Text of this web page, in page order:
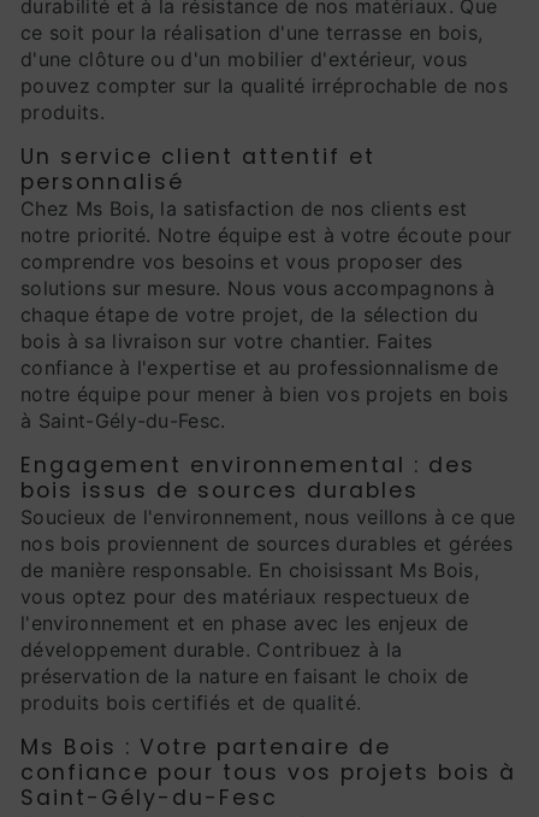
durabilité et à la résistance de nos matériaux. Que
ce soit pour la réalisation d'une terrasse en bois,
d'une clôture ou d'un mobilier d'extérieur, vous
pouvez compter sur la qualité irréprochable de nos
produits.
Un service client attentif et
personnalisé
Chez Ms Bois, la satisfaction de nos clients est
notre priorité. Notre équipe est à votre écoute pour
comprendre vos besoins et vous proposer des
solutions sur mesure. Nous vous accompagnons à
chaque étape de votre projet, de la sélection du
bois à sa livraison sur votre chantier. Faites
confiance à l'expertise et au professionnalisme de
notre équipe pour mener à bien vos projets en bois
à Saint-Gély-du-Fesc.
Engagement environnemental : des
bois issus de sources durables
Soucieux de l'environnement, nous veillons à ce que
nos bois proviennent de sources durables et gérées
de manière responsable. En choisissant Ms Bois,
vous optez pour des matériaux respectueux de
l'environnement et en phase avec les enjeux de
développement durable. Contribuez à la
préservation de la nature en faisant le choix de
produits bois certifiés et de qualité.
Ms Bois : Votre partenaire de
confiance pour tous vos projets bois à
Saint-Gély-du-Fesc